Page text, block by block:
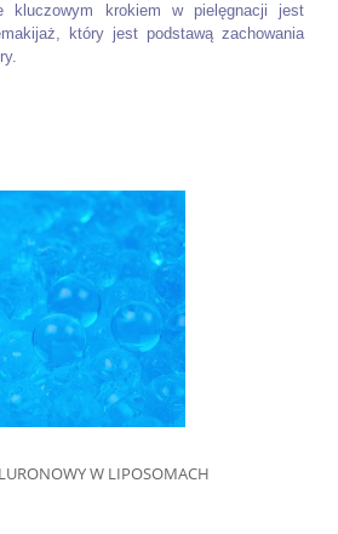
kluczowym krokiem w pielęgnacji jest
który jest podstawą zachowania
W LIPOSOMACH